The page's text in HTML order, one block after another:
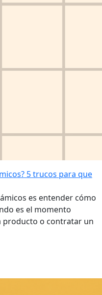
5 trucos para que
es entender cómo
es el momento
o contratar un